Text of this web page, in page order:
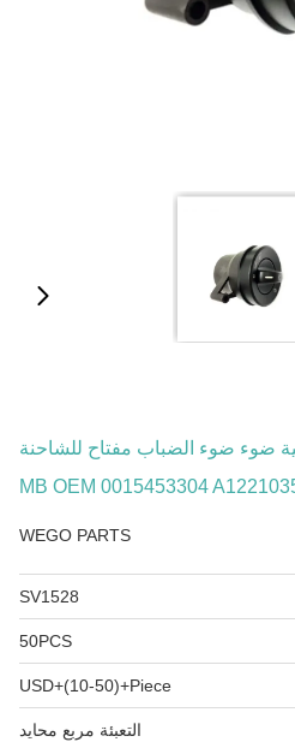
أمامية ضوء ضوء الضباب مفتاح للشاحنة
MB OEM 0015453304
WEGO PARTS
SV1528
50PCS
USD+(10-50)+Piece
التعبئة مربع محايد